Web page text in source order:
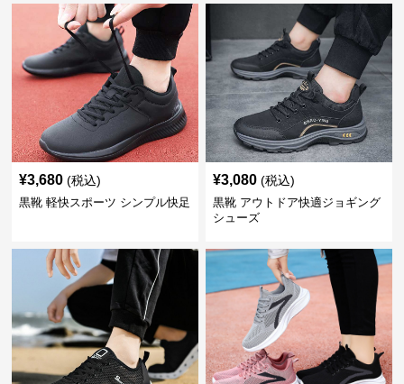
¥3,680 (税込)
黒靴 軽快スポーツ シンプル快足
¥3,080 (税込)
黒靴 アウトドア快適ジョギング
シューズ